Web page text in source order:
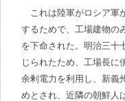
これは陸軍がロシア軍
するためで、工場建物の
を下命された。明治三十
じられたため、工場長に
余剰電力を利用し、新義
めとされ、近隣の朝鮮人